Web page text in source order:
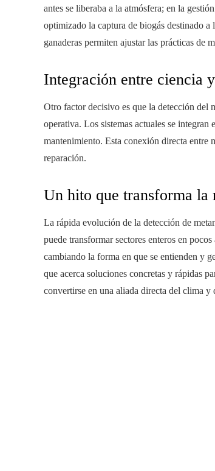
antes se liberaba a la atmósfera; en la
optimizado la captura de biogás destinado
ganaderas permiten ajustar las prácticas de
Integración entre ciencia
Otro factor decisivo es que la detección del
operativa. Los sistemas actuales se
mantenimiento. Esta conexión directa entre
reparación.
Un hito que transforma la
La rápida evolución de la detección de
puede transformar sectores enteros en
cambiando la forma en que se entienden y
que acerca soluciones concretas y rápidas
convertirse en una aliada directa del clima y